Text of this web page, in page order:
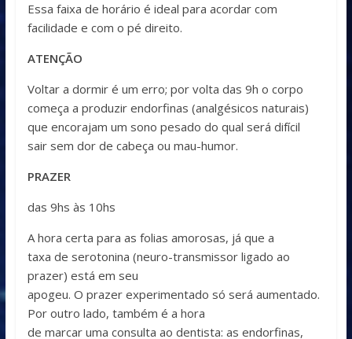
Essa faixa de horário é ideal para acordar com
facilidade e com o pé direito.
ATENÇÃO
Voltar a dormir é um erro; por volta das 9h o corpo
começa a produzir endorfinas (analgésicos naturais)
que encorajam um sono pesado do qual será difícil
sair sem dor de cabeça ou mau-humor.
PRAZER
das 9hs às 10hs
A hora certa para as folias amorosas, já que a
taxa de serotonina (neuro-transmissor ligado ao
prazer) está em seu
apogeu. O prazer experimentado só será aumentado.
Por outro lado, também é a hora
de marcar uma consulta ao dentista: as endorfinas,